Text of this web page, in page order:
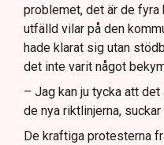
problemet, det är de fyra
utfälld vilar på den
hade klarat sig utan
det inte varit något
– Jag kan ju tycka att
de nya riktlinjerna, suckar
De kraftiga protesterna